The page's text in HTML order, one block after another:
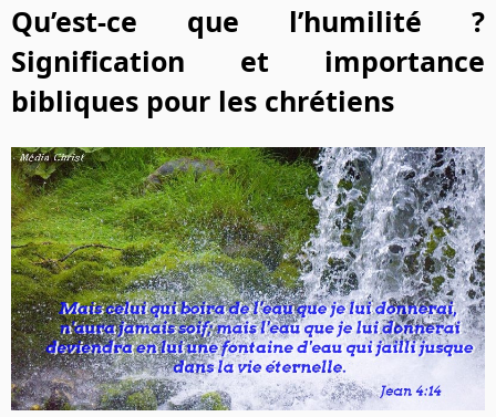
Qu’est-ce que l’humilité ?
Signification et importance
bibliques pour les chrétiens